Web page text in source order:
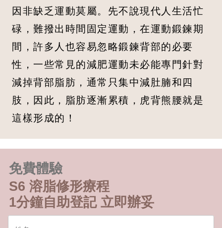
因非缺乏運動莫屬。先不說現代人生活忙
碌，難撥出時間固定運動，在運動鍛鍊期
間，許多人也容易忽略鍛鍊背部的必要
性，一些常見的減肥運動未必能專門針對
減掉背部脂肪，通常只集中減肚腩和四
肢，因此，脂肪逐漸累積，虎背熊腰就是
這樣形成的！
免費體驗
S6 溶脂修形療程
1分鐘自助登記 立即辦妥